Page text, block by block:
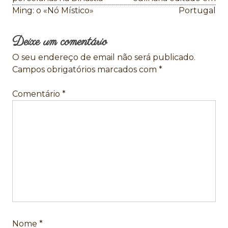
artigos
Ming: o «Nó Místico»
Portugal
Deixe um comentário
O seu endereço de email não será publicado.
Campos obrigatórios marcados com *
Comentário *
Nome *